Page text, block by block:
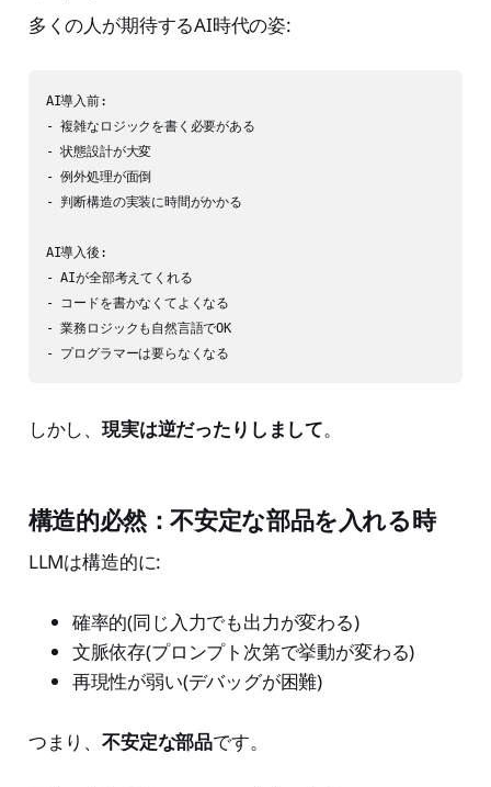
多くの人が期待するAI時代の姿:
AI導入前:
- 複雑なロジックを書く必要がある
- 状態設計が大変
- 例外処理が面倒
- 判断構造の実装に時間がかかる
AI導入後:
- AIが全部考えてくれる
- コードを書かなくてよくなる
- 業務ロジックも自然言語でOK
- プログラマーは要らなくなる
しかし、現実は逆だったりしまして。
構造的必然：不安定な部品を入れる時
LLMは構造的に:
確率的(同じ入力でも出力が変わる)
文脈依存(プロンプト次第で挙動が変わる)
再現性が弱い(デバッグが困難)
つまり、不安定な部品です。